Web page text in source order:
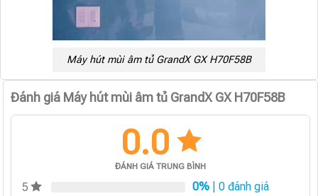
Máy hút mùi âm tủ GrandX GX H70F58B
Đánh giá Máy hút mùi âm tủ GrandX GX H70F58B
0.0
ĐÁNH GIÁ TRUNG BÌNH
5 0% | 0 đánh giá